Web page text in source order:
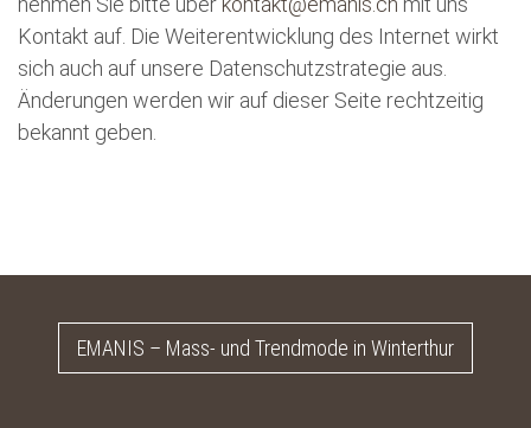
Kontakt auf. Die Weiterentwicklung des Internet wirkt
sich auch auf unsere Datenschutzstrategie aus.
Änderungen werden wir auf dieser Seite rechtzeitig
bekannt geben.
EMANIS – Mass- und Trendmode in Winterthur